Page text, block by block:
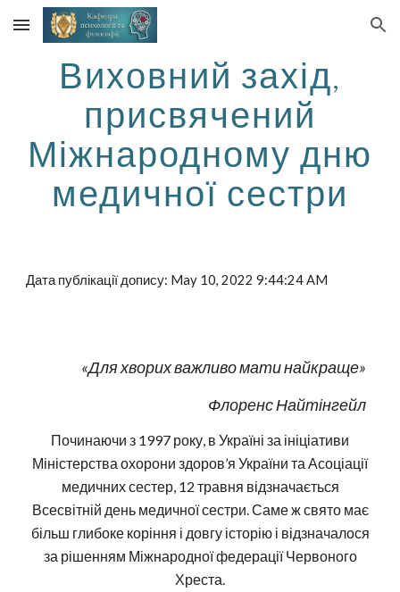
Skip to main content Skip to navigation
Виховний захід,
присвячений
Міжнародному дню
медичної сестри
Дата публікації допису: May 10, 2022 9:44:24 AM
«Для хворих важливо мати найкраще»
Флоренс Найтінгейл
Починаючи з 1997 року, в Україні за ініціативи
Міністерства охорони здоров’я України та Асоціації
медичних сестер, 12 травня відзначається
Всесвітній день медичної сестри. Саме ж свято має
більш глибоке коріння і довгу історію і відзначалося
за рішенням Міжнародної федерації Червоного
Хреста.